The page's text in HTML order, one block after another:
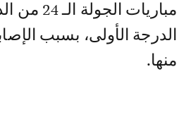
مباريات
الدرجة الأولى، بسبب
منها.